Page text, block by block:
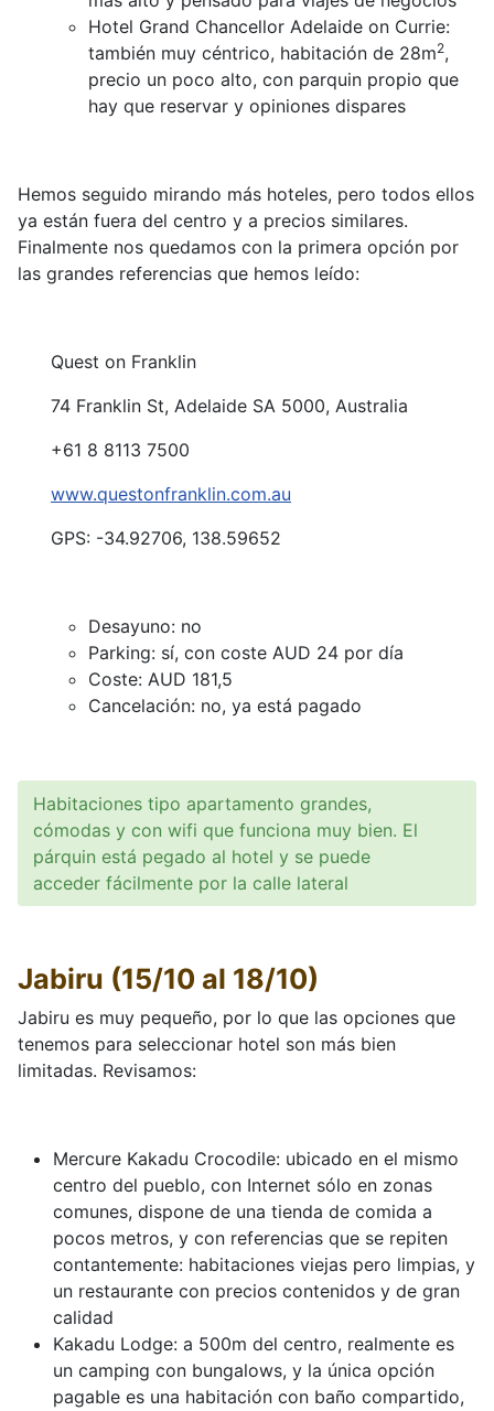
Hotel Grand Chancellor Adelaide on Currie:
también muy céntrico, habitación de 28m2,
precio un poco alto, con parquin propio que
hay que reservar y opiniones dispares
Hemos seguido mirando más hoteles, pero todos ellos
ya están fuera del centro y a precios similares.
Finalmente nos quedamos con la primera opción por
las grandes referencias que hemos leído:
Quest on Franklin
74 Franklin St, Adelaide SA 5000, Australia
+61 8 8113 7500
www.questonfranklin.com.au
GPS: -34.92706, 138.59652
Desayuno: no
Parking: sí, con coste AUD 24 por día
Coste: AUD 181,5
Cancelación: no, ya está pagado
Habitaciones tipo apartamento grandes,
cómodas y con wifi que funciona muy bien. El
párquin está pegado al hotel y se puede
acceder fácilmente por la calle lateral
Jabiru (15/10 al 18/10)
Jabiru es muy pequeño, por lo que las opciones que
tenemos para seleccionar hotel son más bien
limitadas. Revisamos:
Mercure Kakadu Crocodile: ubicado en el mismo
centro del pueblo, con Internet sólo en zonas
comunes, dispone de una tienda de comida a
pocos metros, y con referencias que se repiten
contantemente: habitaciones viejas pero limpias, y
un restaurante con precios contenidos y de gran
calidad
Kakadu Lodge: a 500m del centro, realmente es
un camping con bungalows, y la única opción
pagable es una habitación con baño compartido,